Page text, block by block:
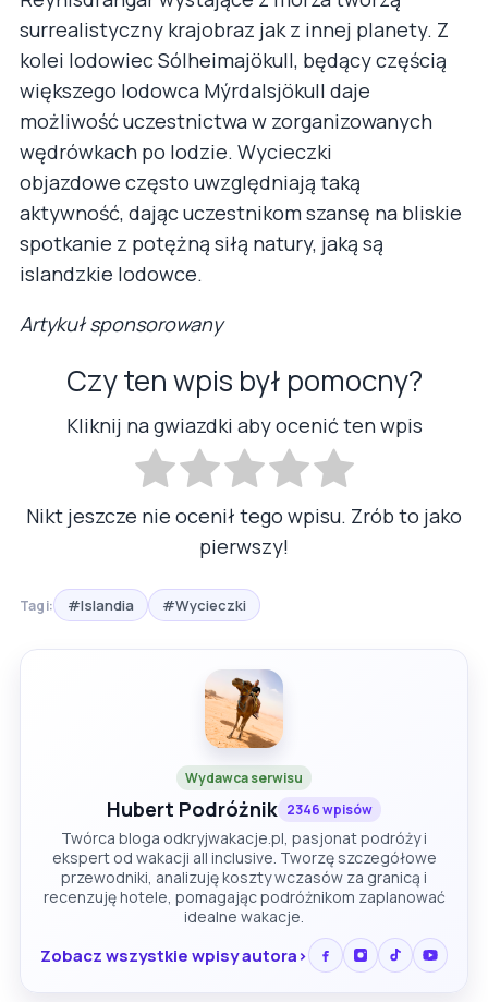
surrealistyczny krajobraz jak z innej planety. Z
kolei lodowiec Sólheimajökull, będący częścią
większego lodowca Mýrdalsjökull daje
możliwość uczestnictwa w zorganizowanych
wędrówkach po lodzie. Wycieczki
objazdowe często uwzględniają taką
aktywność, dając uczestnikom szansę na bliskie
spotkanie z potężną siłą natury, jaką są
islandzkie lodowce.
Artykuł sponsorowany
Czy ten wpis był pomocny?
Kliknij na gwiazdki aby ocenić ten wpis
Nikt jeszcze nie ocenił tego wpisu. Zrób to jako
pierwszy!
Tagi: #Islandia #Wycieczki
Wydawca serwisu
Hubert Podróżnik 2346 wpisów
Twórca bloga odkryjwakacje.pl, pasjonat podróży i
ekspert od wakacji all inclusive. Tworzę szczegółowe
przewodniki, analizuję koszty wczasów za granicą i
recenzuję hotele, pomagając podróżnikom zaplanować
idealne wakacje.
Zobacz wszystkie wpisy autora